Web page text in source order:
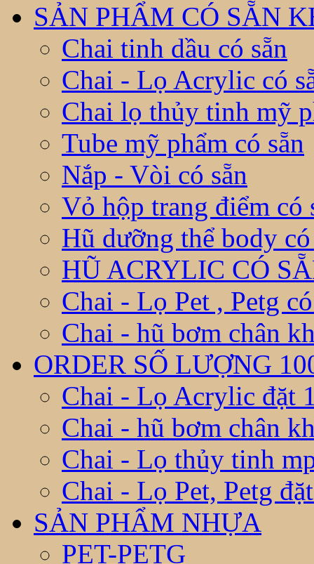
SẢN PHẨM CÓ SẴN
Chai tinh dầu có sẵn
Chai - Lọ Acrylic có
Chai lọ thủy tinh mỹ
Tube mỹ phẩm có sẵn
Nắp - Vòi có sẵn
Vỏ hộp trang điểm có
Hũ dưỡng thể body có
HŨ ACRYLIC CÓ
Chai - Lọ Pet , Petg
Chai - hũ bơm chân
ORDER SỐ LƯỢNG
Chai - Lọ Acrylic đặt
Chai - hũ bơm chân
Chai - Lọ thủy tinh
Chai - Lọ Pet, Petg
SẢN PHẨM NHỰA
PET-PETG